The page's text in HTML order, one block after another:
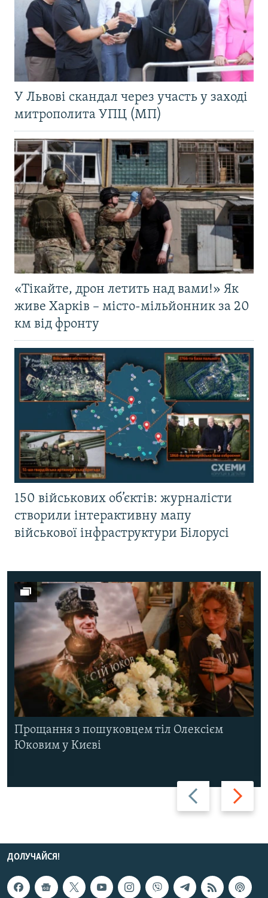
У Львові скандал через участь у заході
митрополита УПЦ (МП)
«Тікайте, дрон летить над вами!» Як
живе Харків – місто-мільйонник за 20
км від фронту
150 військових об’єктів: журналісти
створили інтерактивну мапу
військової інфраструктури Білорусі
Назад Вперед
Прощання з пошуковцем тіл Олексієм
Юковим у Києві
ДОЛУЧАЙСЯ!